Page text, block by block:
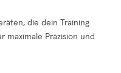
die dein Training
maximale Präzision und